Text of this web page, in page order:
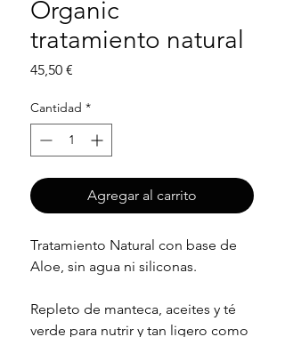
Organic
tratamiento natural
45,50 €
Cantidad *
Agregar al carrito
Tratamiento Natural con base de
Aloe, sin agua ni siliconas.
Repleto de manteca, aceites y té
verde para nutrir y tan ligero como